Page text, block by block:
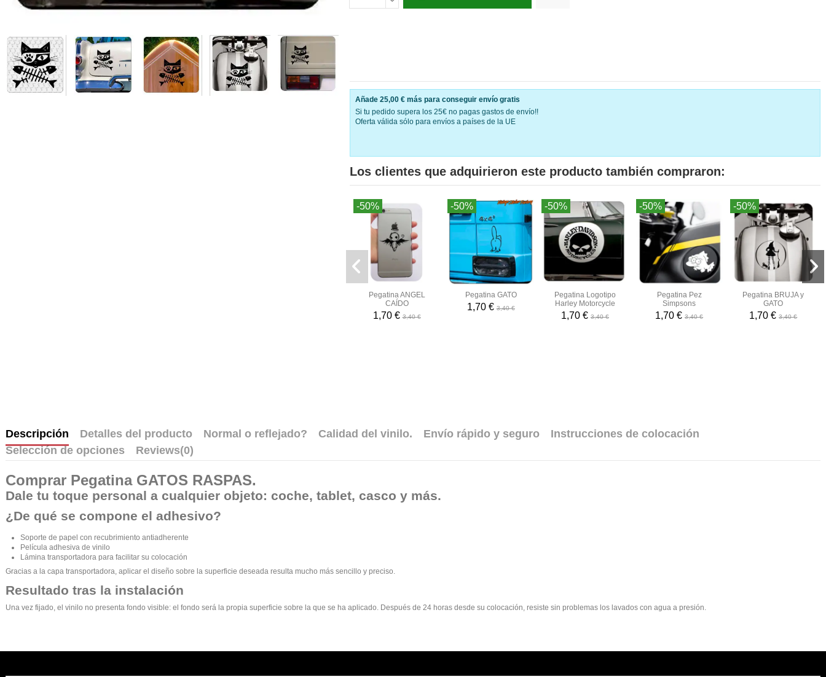
Añade 25,00 € más para conseguir envío gratis
Si tu pedido supera los 25€ no pagas gastos de envío!!
Oferta válida sólo para envíos a países de la UE
Los clientes que adquirieron este producto también compraron:
-50%
Pegatina ANGEL
CAÍDO
1,70 €3,40 €
-50%
Pegatina GATO
1,70 €3,40 €
-50%
Pegatina Logotipo
Harley Motorcycle
1,70 € 3,40 €
-50%
Pegatina Pez
Simpsons
1,70 €3,40 €
-50%
Pegatina BRUJA y
GATO
1,70 €3,40 €
Descripción Detalles del producto Normal o reflejado? Calidad del vinilo. Envío rápido y seguro
Instrucciones de colocación
Selección de opciones
Reviews(0)
Comprar Pegatina GATOS RASPAS.
Dale tu toque personal a cualquier objeto: coche, tablet, casco y más.
¿De qué se compone el adhesivo?
Soporte de papel con recubrimiento antiadherente
Película adhesiva de vinilo
Lámina transportadora para facilitar su colocación
Gracias a la capa transportadora, aplicar el diseño sobre la superficie deseada resulta mucho más sencillo y preciso.
Resultado tras la instalación
Una vez fijado, el vinilo no presenta fondo visible: el fondo será la propia superficie sobre la que se ha aplicado. Después de 24 horas desde su colocación, resiste sin problemas los lavados con agua a presión.